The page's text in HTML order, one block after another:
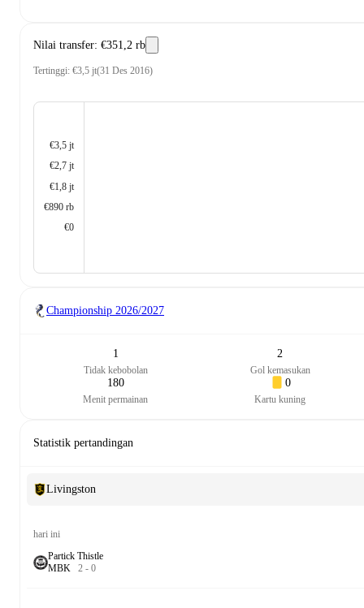
Nilai transfer: €351,2 rb
Tertinggi: €3,5 jt(31 Des 2016)
€3,5 jt
€2,7 jt
€1,8 jt
€890 rb
€0
Championship 2026/2027
1
Tidak kebobolan
2
Gol kemasukan
180
Menit permainan
0
Kartu kuning
Statistik pertandingan
Livingston
hari ini
Partick Thistle
MBK 2 - 0